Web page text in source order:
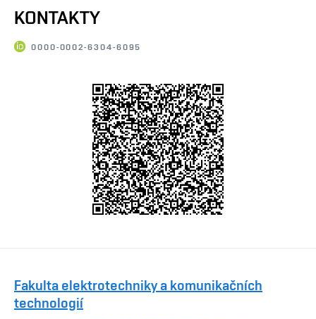
KONTAKTY
0000-0002-6304-6095
Fakulta elektrotechniky a komunikačních
technologií